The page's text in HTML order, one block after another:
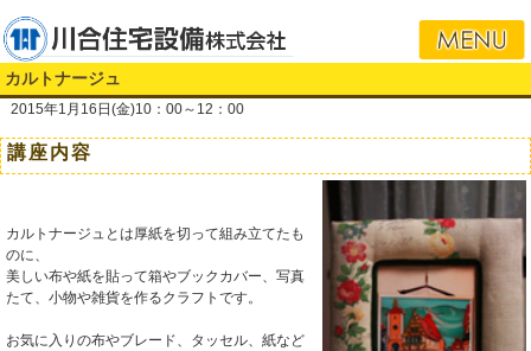
カルトナージュ
2015年1月16日(金)10：00～12：00
講座内容
カルトナージュとは厚紙を切って組み立てたも
のに、
美しい布や紙を貼って箱やブックカバー、写真
たて、小物や雑貨を作るクラフトです。
お気に入りの布やブレード、タッセル、紙など